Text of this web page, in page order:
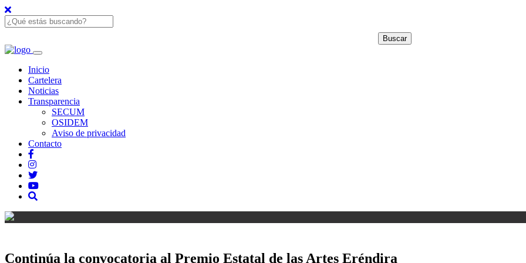
Inicio
Cartelera
Noticias
Transparencia
SECUM
OSIDEM
Aviso de privacidad
Contacto
Continúa la convocatoria al Premio Estatal de las Artes Eréndira